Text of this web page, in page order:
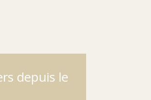
depuis le